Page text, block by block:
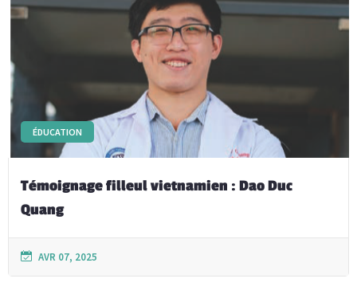
ÉDUCATION
Témoignage filleul vietnamien : Dao Duc
Quang
AVR 07, 2025